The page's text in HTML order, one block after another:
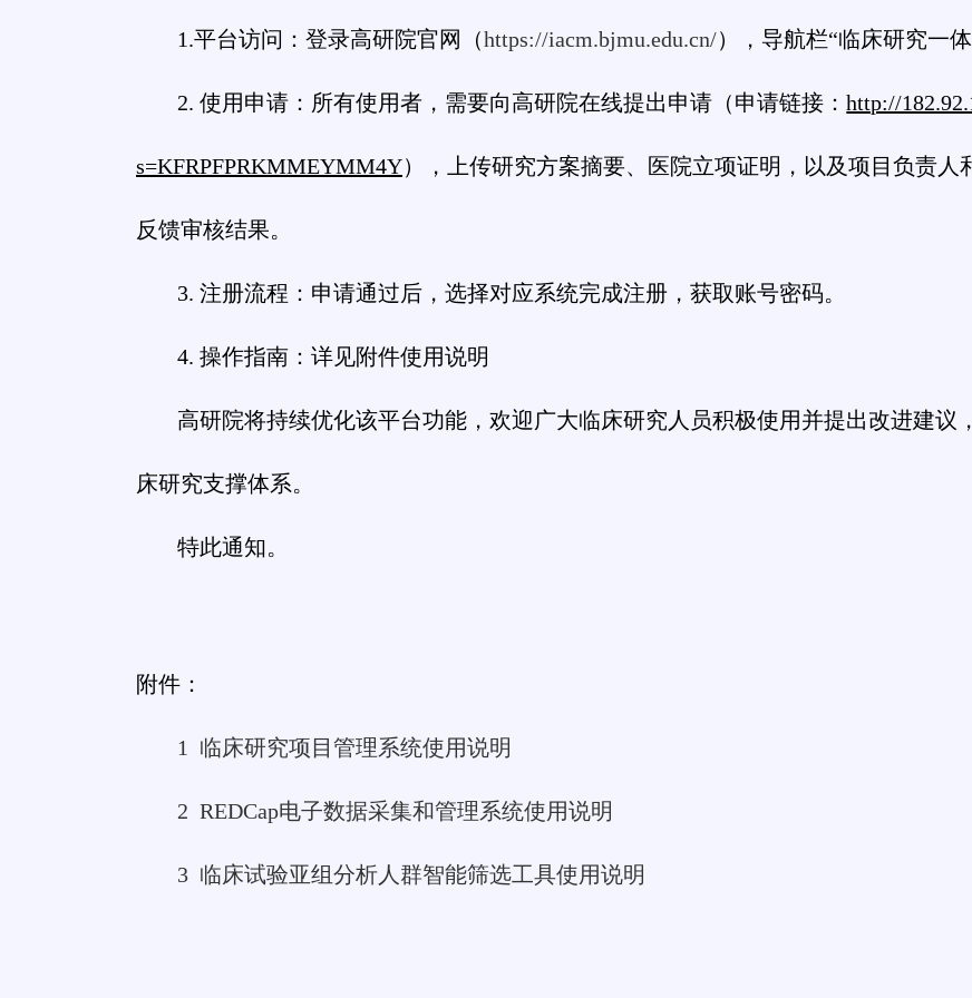
1.平台访问：登录高研院官网（https://iacm.bjmu.edu.cn/），导航栏“临床研究一
2. 使用申请：所有使用者，需要向高研院在线提出申请（申请链接：http://
s=KFRPFPRKMMEYMM4Y），上传研究方案摘要、医院立项证明，以及项目负责
反馈审核结果。
3. 注册流程：申请通过后，选择对应系统完成注册，获取账号密码。
4. 操作指南：详见附件使用说明
高研院将持续优化该平台功能，欢迎广大临床研究人员积极使用并提出改进建议
床研究支撑体系。
特此通知。
附件：
1 临床研究项目管理系统使用说明
2 REDCap电子数据采集和管理系统使用说明
3 临床试验亚组分析人群智能筛选工具使用说明